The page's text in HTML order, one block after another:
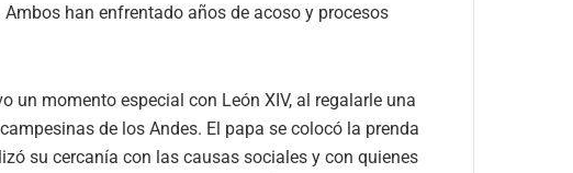
han enfrentado años de acoso y procesos
un momento especial con León XIV, al regalarle una
de los Andes. El papa se colocó la prenda
su cercanía con las causas sociales y con quienes